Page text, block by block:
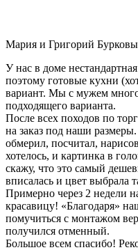
Мария и Григорий Бурковы
У нас в доме
поэтому готовые кухни
вариант. Мы с мужем
подходящего варианта.
После всех походов по
на заказ под наши
обмерил, посчитал,
хотелось, и картинка в
скажу, что это самый
вписалась и цвет выбрала
Примерно через 2 недели
красавицу! «Благодаря»
помучиться с монтажом
получился отменный.
Большое всем спасибо!